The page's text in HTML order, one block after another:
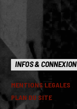
INFOS & CONNEXION
MENTIONS LEGALES
PLAN DU SITE